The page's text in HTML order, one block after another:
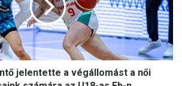
jelentette a végállomást a női